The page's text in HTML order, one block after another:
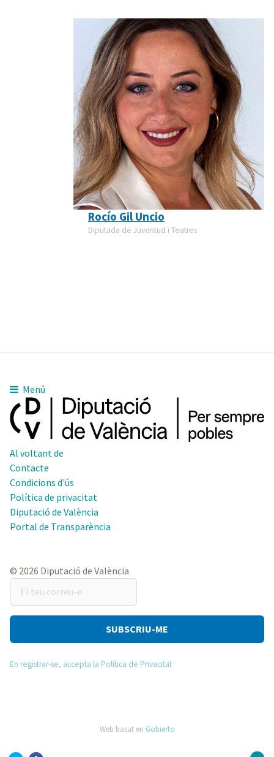
Rocío Gil Uncio
Diputada de Juventud i Teatres
Menú
Al voltant de
Contacte
Condicions d'ús
Política de privacitat
Diputació de València
Portal de Transparència
© 2026 Diputació de València
El
teu
correu-
En registrar-se, accepta la Política de Privacitat
Web basat en Gobierto